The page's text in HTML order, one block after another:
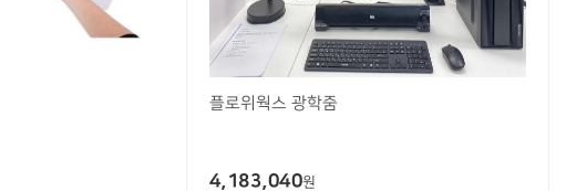
플로위웍스 광학줌
4,183,040원